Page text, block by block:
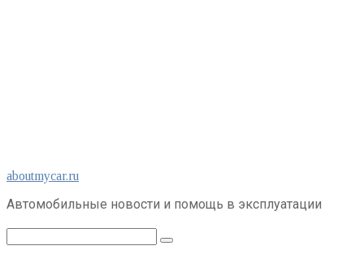
Перейти
к
aboutmycar.ru
Автомобильные новости и помощь в эксплуатации
Поиск: